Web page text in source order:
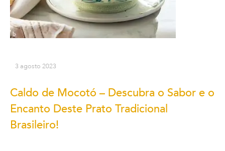
3 agosto 2023
Caldo de Mocotó – Descubra o Sabor e o
Encanto Deste Prato Tradicional
Brasileiro!